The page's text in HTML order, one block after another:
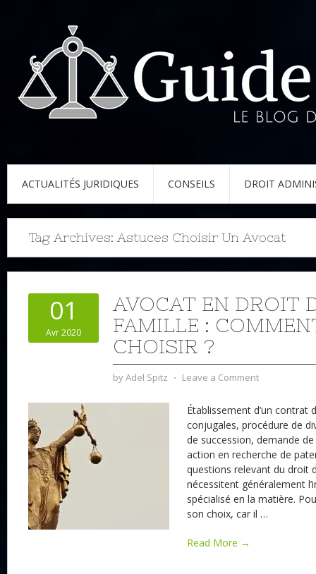
ACTUALITÉS JURIDIQUES CONSEILS DROIT
Tag Archives: Astuces Choisir Un Avocat
01
Avr 2020
AVOCAT EN DROIT
FAMILLE :
CHOISIR ?
byAdel Spitz ⋅ Leave a Comment
Établissement d’un contrat
conjugales, procédure de
de succession, demande
action en recherche de
questions relevant du droit
nécessitent généralement
spécialisé en la matière.
son choix, car il …
Read More →